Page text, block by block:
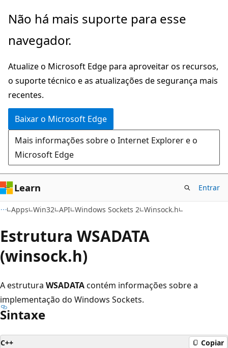
Pular
o
principal
Não há mais suporte para esse
navegador.
Atualize o Microsoft Edge para aproveitar os recursos,
o suporte técnico e as atualizações de segurança mais
recentes.
Baixar o Microsoft Edge
Mais informações sobre o Internet Explorer e o
Microsoft Edge
Learn Entrar
Apps Win32 API Windows Sockets 2 Winsock.h
Estrutura WSADATA
(winsock.h)
A estrutura WSADATAcontém informações sobre a
implementação do Windows Sockets.
Sintaxe
C++ Copiar